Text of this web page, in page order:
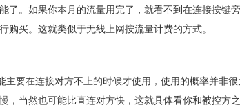
了。如果你本月的流量用完了，就看不到在连接按键
购买。这就类似于无线上网按流量计费的方式。
主要在连接对方不上的时候才使用，使用的概率并非
，当然也可能比直连对方快，这就具体看你和被控方